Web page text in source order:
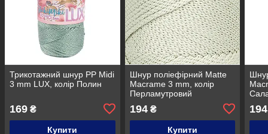
Трикотажний шнур PP Midi
3 mm LUX, колір Полин
169 ₴
Купити
Шнур поліефірний Matte
Macrame 3 mm, колір
Перламутровий
194₴
Купити
194